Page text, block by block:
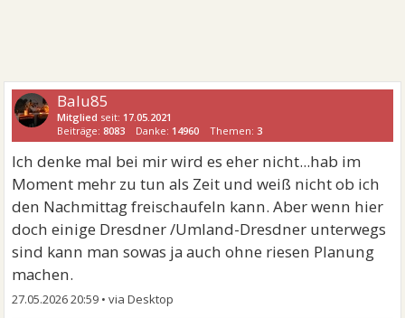
Balu85
Mitglied seit: 17.05.2021
Beiträge:8083 Danke: 14960 Themen: 3
Ich denke mal bei mir wird es eher nicht...hab im
Moment mehr zu tun als Zeit und weiß nicht ob ich
den Nachmittag freischaufeln kann. Aber wenn hier
doch einige Dresdner /Umland-Dresdner unterwegs
sind kann man sowas ja auch ohne riesen Planung
machen.
27.05.2026 20:59 •